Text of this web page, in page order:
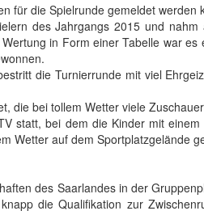
für die Spielrunde gemeldet werden
des Jahrgangs 2015 und
in Form einer Tabelle war
die Turnierrunde mit viel
die bei tollem Wetter viele
statt, bei dem die Kinder mit
Wetter auf dem Sportplatzgelände
des Saarlandes in der
die Qualifikation zur